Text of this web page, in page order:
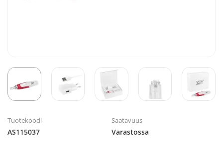
Tuotekoodi
AS115037
Saatavuus
Varastossa